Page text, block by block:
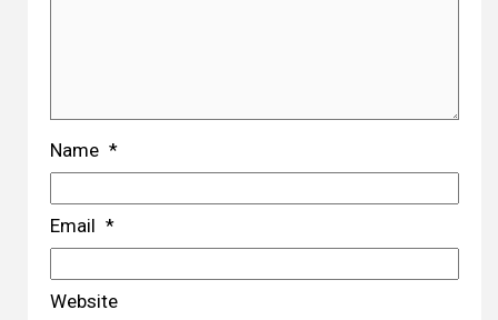
Name *
Email *
Website